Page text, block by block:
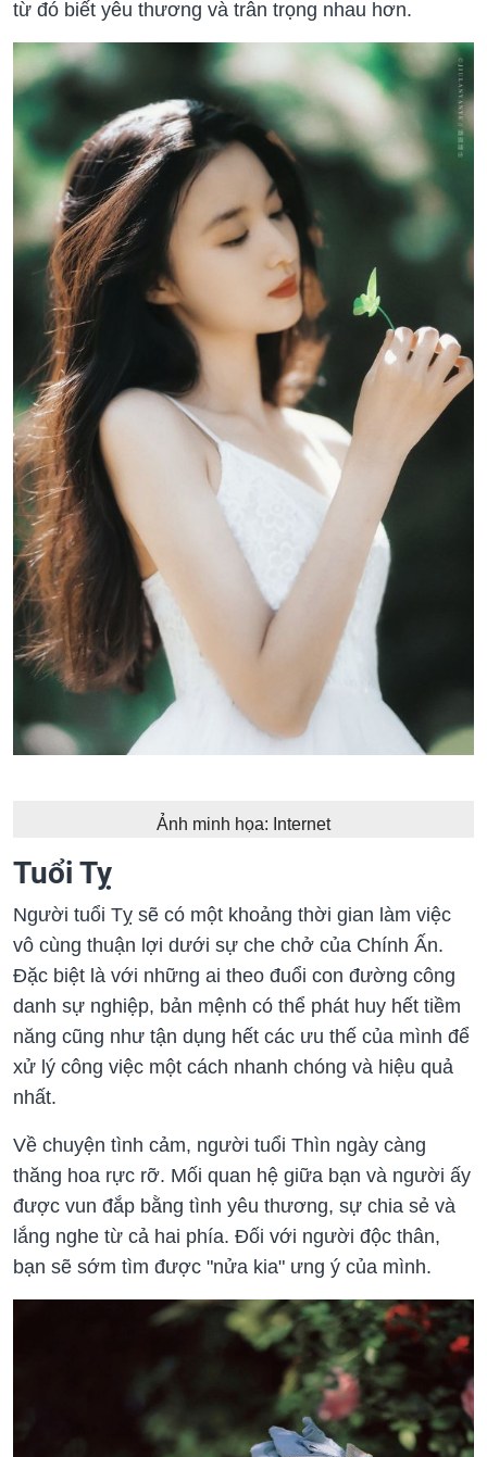
từ đó biết yêu thương và trân trọng nhau hơn.
Ảnh minh họa: Internet
Tuổi Tỵ
Người tuổi Tỵ sẽ có một khoảng thời gian làm việc
vô cùng thuận lợi dưới sự che chở của Chính Ấn.
Đặc biệt là với những ai theo đuổi con đường công
danh sự nghiệp, bản mệnh có thể phát huy hết tiềm
năng cũng như tận dụng hết các ưu thế của mình để
xử lý công việc một cách nhanh chóng và hiệu quả
nhất.
Về chuyện tình cảm, người tuổi Thìn ngày càng
thăng hoa rực rỡ. Mối quan hệ giữa bạn và người ấy
được vun đắp bằng tình yêu thương, sự chia sẻ và
lắng nghe từ cả hai phía. Đối với người độc thân,
bạn sẽ sớm tìm được "nửa kia" ưng ý của mình.